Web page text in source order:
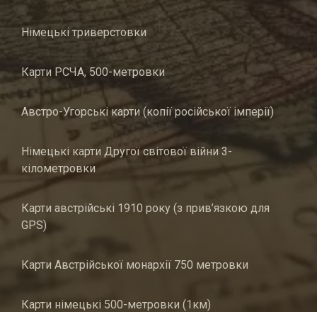
Німецькі триверстовки
Карти РСЧА, 500-метровки
Австро-Угорські карти (копії російської імперії)
Німецькі карти Другої світової війни 3-
кілометровки
Карти австрійські 1910 року (з прив’язкою для
GPS)
Карти Австрійської монархії 750 метровки
Карти німецькі 500-метровки (1км)